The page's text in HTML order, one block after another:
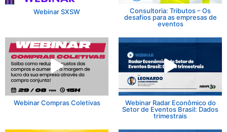
Webinar SXSW
Consultoria: Tributos – Os
desafios para as empresas de
eventos
Webinar Compras Coletivas
Webinar Radar Econômico do
Setor de Eventos Brasil: Dados
trimestrais